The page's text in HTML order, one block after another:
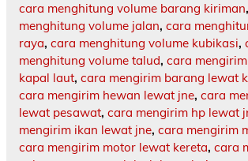
cara menghitung volume barang kiriman,
menghitung volume jalan, cara
raya, cara menghitung volume kubikasi,
menghitung volume talud, cara
kapal laut, cara mengirim barang lewat
cara mengirim hewan lewat jne, cara
lewat pesawat, cara mengirim hp lewat
mengirim ikan lewat jne, cara mengirim
cara mengirim motor lewat kereta, cara